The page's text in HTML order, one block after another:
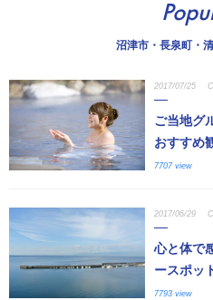
沼津市・長泉町・
2017/07/25
ご当地グ
おすすめ
7707 view
2017/06/29
心と体で
ースポッ
7793 view